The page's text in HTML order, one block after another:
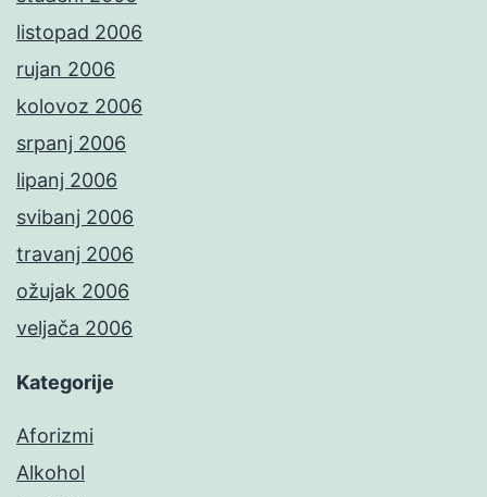
listopad 2006
rujan 2006
kolovoz 2006
srpanj 2006
lipanj 2006
svibanj 2006
travanj 2006
ožujak 2006
veljača 2006
Kategorije
Aforizmi
Alkohol